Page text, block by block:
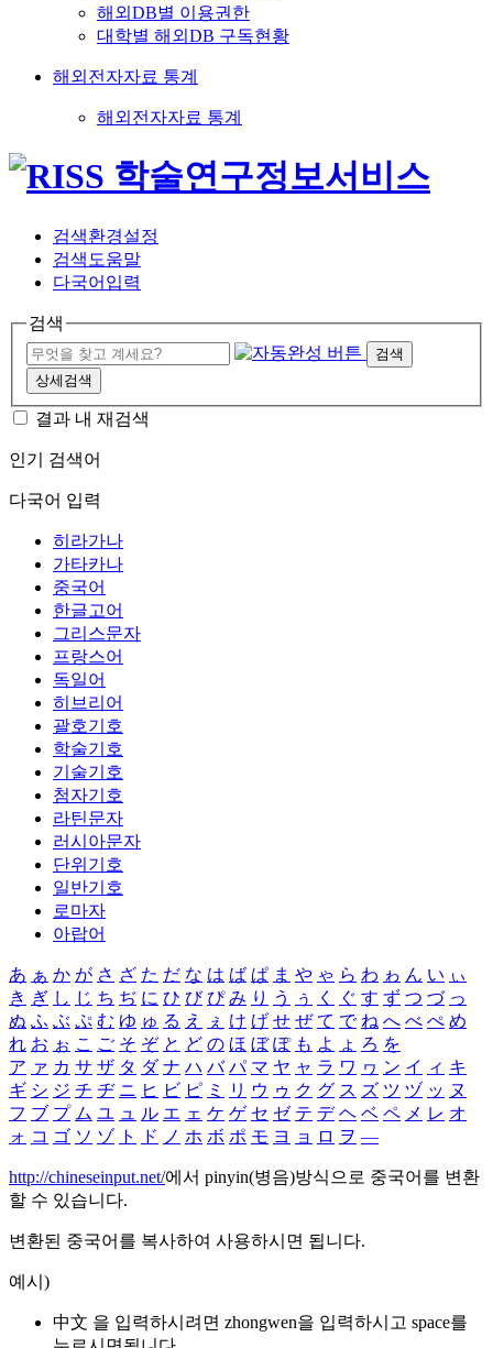
해외DB별 이용권한
대학별 해외DB 구독현황
해외전자자료 통계
해외전자자료 통계
검색환경설정
검색도움말
다국어입력
검색
검색
상세검색
결과 내 재검색
인기 검색어
다국어 입력
히라가나
가타카나
중국어
한글고어
그리스문자
프랑스어
독일어
히브리어
괄호기호
학술기호
기술기호
첨자기호
라틴문자
러시아문자
단위기호
일반기호
로마자
아랍어
あ ぁ か が さ ざ た だ な は ば ぱ ま や ゃ ら わ ゎ ん い ぃ
き ぎ し じ ち ぢ に ひ び ぴ み り う ぅ く ぐ す ず つ づ っ
ぬ ふ ぶ ぷ む ゆ ゅ る え ぇ け げ せ ぜ て で ね へ べ ぺ め
れ お ぉ こ ご そ ぞ と ど の ほ ぼ ぽ も よ ょ ろ を
ア ァ カ サ ザ タ ダ ナ ハ バ パ マ ヤ ャ ラ ワ ヮ ン イ ィ キ
ギ シ ジ チ ヂ ニ ヒ ビ ピ ミ リ ウ ゥ ク グ ス ズ ツ ヅ ッ ヌ
フ ブ プ ム ユ ュ ル エ ェ ケ ゲ セ ゼ テ デ ヘ ベ ペ メ レ オ
ォ コ ゴ ソ ゾ ト ド ノ ホ ボ ポ モ ヨ ョ ロ ヲ ―
http://chineseinput.net/에서 pinyin(병음)방식으로 중국어를 변환
할 수 있습니다.
변환된 중국어를 복사하여 사용하시면 됩니다.
예시)
中文 을 입력하시려면 zhongwen을 입력하시고 space를